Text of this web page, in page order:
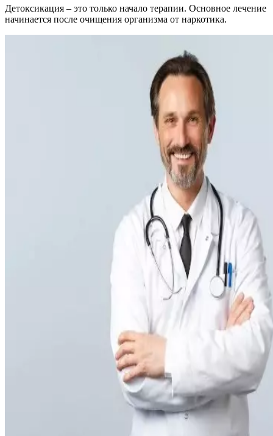
Детоксикация – это только начало терапии. Основное лечение
начинается после очищения организма от наркотика.